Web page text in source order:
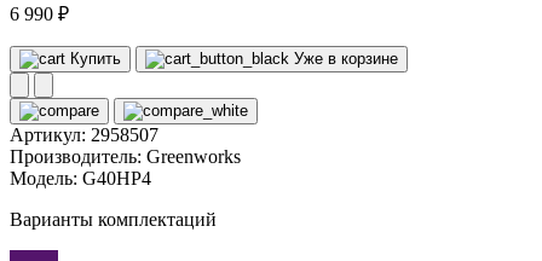
6 990 ₽
Купить Уже в корзине
Артикул: 2958507
Производитель: Greenworks
Модель: G40HP4
Варианты комплектаций